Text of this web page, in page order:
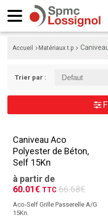
Accueil Matériaux t.p
Trier par :
Caniveau Aco
Polyester de Béton,
Self 15Kn
à partir de
60.01€ TTC 66.68€
Aco-Self Grille Passerelle A/G
15Kn.